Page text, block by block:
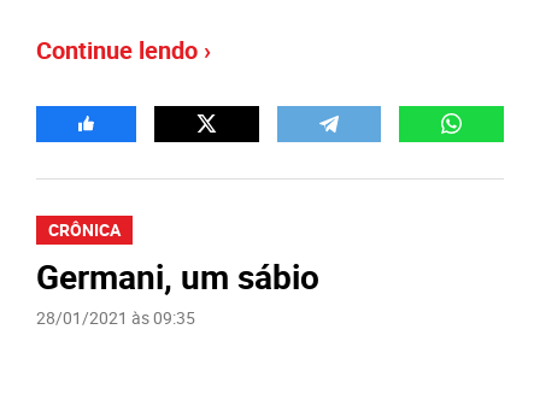
Continue lendo ›
CRÔNICA
Germani, um sábio
28/01/2021 às 09:35